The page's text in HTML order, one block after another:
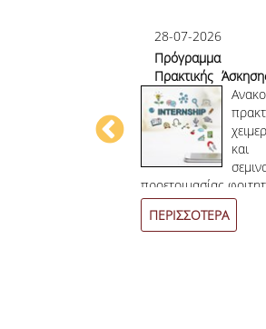
28-07-2026
Πρόγραμμα
Πρακτικής
Χειμερινού
Εξαμήνου
2027
και
προετοιμασίας
ΠΕΡΙΣΣΟΤΕΡΑ